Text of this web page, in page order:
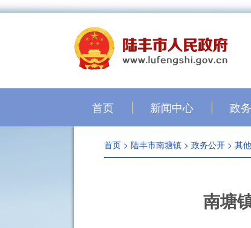
首页 新闻中心 政
首页 > 陆丰市南塘镇 > 政务公开 > 其他
南塘